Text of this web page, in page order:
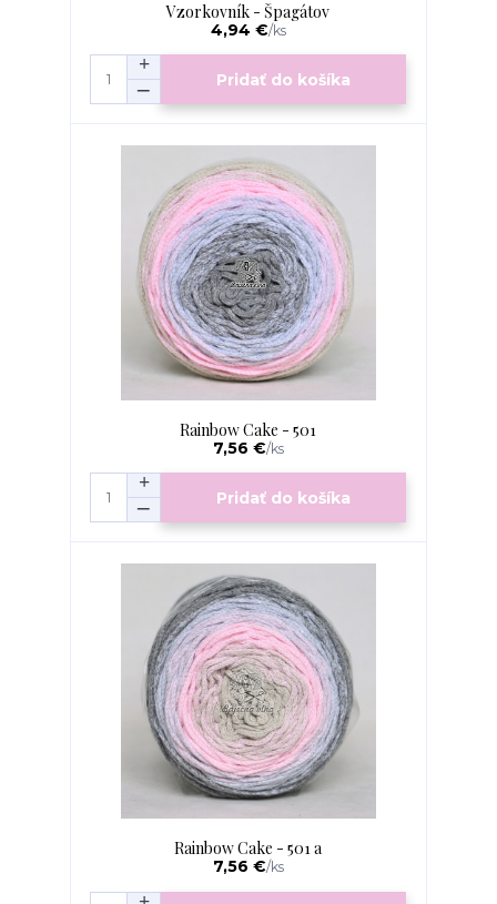
Vzorkovník - Špagátov
4,94 €/ks
Pridať do košíka
Rainbow Cake - 501
7,56 €/ks
Pridať do košíka
Rainbow Cake - 501 a
7,56 €/ks